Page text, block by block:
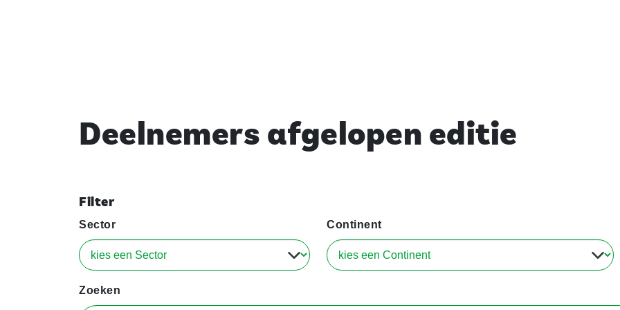
Deelnemers afgelopen editie
Filter
Sector Continent
Zoeken